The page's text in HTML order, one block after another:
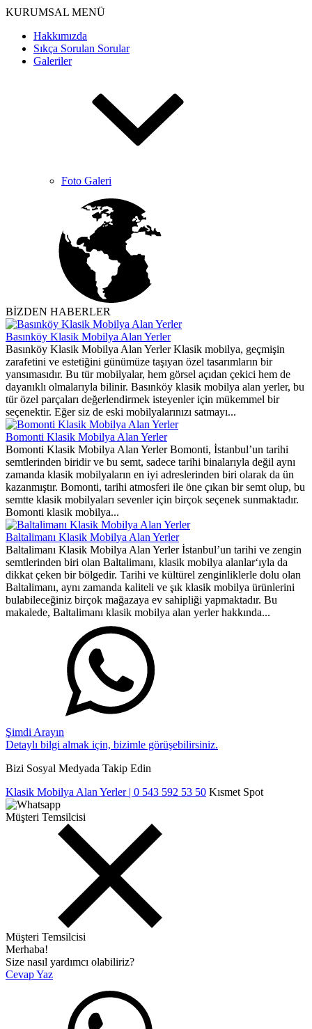
KURUMSAL MENÜ
Hakkımızda
Sıkça Sorulan Sorular
Galeriler
Foto Galeri
BİZDEN HABERLER
Basınköy Klasik Mobilya Alan Yerler
Basınköy Klasik Mobilya Alan Yerler Klasik mobilya, geçmişin
zarafetini ve estetiğini günümüze taşıyan özel tasarımların bir
yansımasıdır. Bu tür mobilyalar, hem görsel açıdan çekici hem de
dayanıklı olmalarıyla bilinir. Basınköy klasik mobilya alan yerler, bu
tür özel parçaları değerlendirmek isteyenler için mükemmel bir
seçenektir. Eğer siz de eski mobilyalarınızı satmayı...
Bomonti Klasik Mobilya Alan Yerler
Bomonti Klasik Mobilya Alan Yerler Bomonti, İstanbul’un tarihi
semtlerinden biridir ve bu semt, sadece tarihi binalarıyla değil aynı
zamanda klasik mobilyaların en iyi adreslerinden biri olarak da ün
kazanmıştır. Bomonti, tarihi atmosferi ile öne çıkan bir semt olup, bu
semtte klasik mobilyaları sevenler için birçok seçenek sunmaktadır.
Bomonti klasik mobilya...
Baltalimanı Klasik Mobilya Alan Yerler
Baltalimanı Klasik Mobilya Alan Yerler İstanbul’un tarihi ve zengin
semtlerinden biri olan Baltalimanı, klasik mobilya alanlar‘ıyla da
dikkat çeken bir bölgedir. Tarihi ve kültürel zenginliklerle dolu olan
Baltalimanı, aynı zamanda kaliteli ve şık klasik mobilya ürünlerini
bulabileceğiniz birçok mağazaya ev sahipliği yapmaktadır. Bu
makalede, Baltalimanı klasik mobilya alan yerler hakkında...
Şimdi Arayın
Detaylı bilgi almak için, bizimle görüşebilirsiniz.
Bizi Sosyal Medyada Takip Edin
Klasik Mobilya Alan Yerler | 0 543 592 53 50 Kısmet Spot
Müşteri Temsilcisi
Müşteri Temsilcisi
Merhaba!
Size nasıl yardımcı olabiliriz?
Cevap Yaz